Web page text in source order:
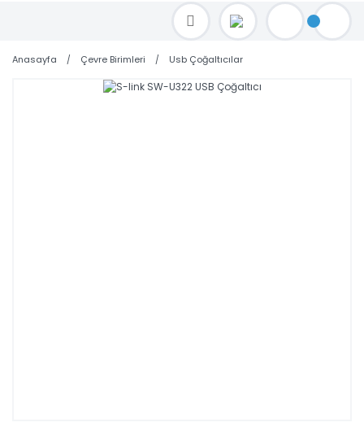
TOPTAN FİYAT ALMAK İÇİN satis@toptanbilgisayar.net MAİL ATINIZ.
SİPARİŞLERİNİZİ AYNI GÜN KARGO İLE GÖNDERİYORUZ!
Anasayfa Çevre Birimleri Usb Çoğaltıcılar